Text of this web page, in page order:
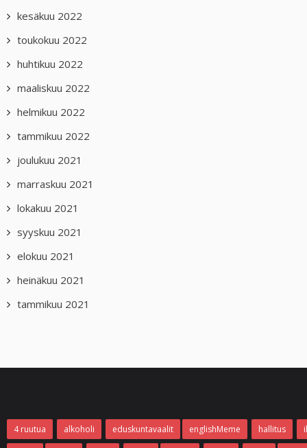
kesäkuu 2022
toukokuu 2022
huhtikuu 2022
maaliskuu 2022
helmikuu 2022
tammikuu 2022
joulukuu 2021
marraskuu 2021
lokakuu 2021
syyskuu 2021
elokuu 2021
heinäkuu 2021
tammikuu 2021
4 ruutua alkoholi eduskuntavaalit englishMeme hallitus